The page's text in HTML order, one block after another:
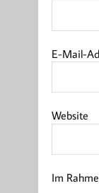
E-Mail-
Website
Im